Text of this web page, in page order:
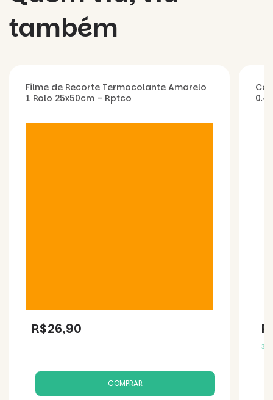
também
Filme de Recorte Termocolante Amarelo
1 Rolo 25x50cm - Rptco
R$26,90
0.4
3